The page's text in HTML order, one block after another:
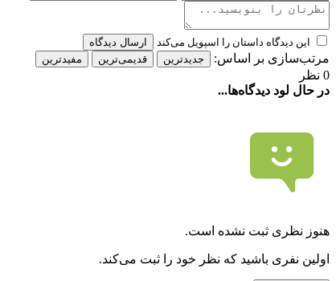
این دیدگاه داستان را اسپویل می‌کند ارسال دیدگاه
مرتب‌سازی بر اساس: جدیدترین قدیمی‌ترین مفیدترین
0 نظر
در حال لود دیدگاه‌ها...
هنوز نظری ثبت نشده است.
اولین نفری باشید که نظر خود را ثبت می‌کند.